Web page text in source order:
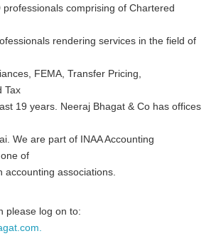
comprising of Chartered
rendering services in the field of
FEMA, Transfer Pricing,
Tax
19 years. Neeraj Bhagat & Co has offices
We are part of INAA Accounting
of
accounting associations.
please log on to: